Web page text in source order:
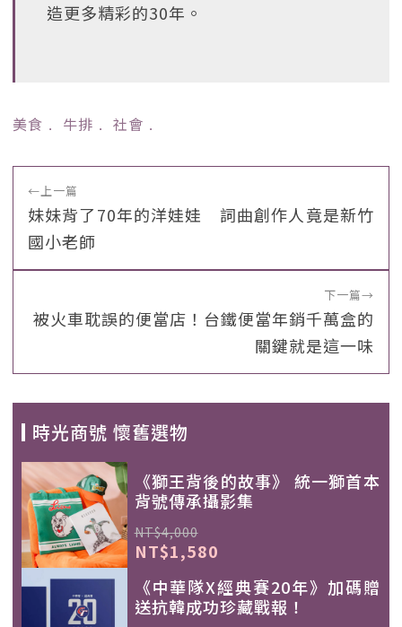
造更多精彩的30年。
美食 ﹒ 牛排 ﹒ 社會 ﹒
←上一篇
妹妹背了70年的洋娃娃 詞曲創作人竟是新竹
國小老師
下一篇→
被火車耽誤的便當店！台鐵便當年銷千萬盒的
關鍵就是這一味
時光商號 懷舊選物
《獅王背後的故事》 統一獅首本
背號傳承攝影集
NT$4,000
NT$1,580
《中華隊X經典賽20年》加碼贈
送抗韓成功珍藏戰報！